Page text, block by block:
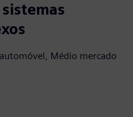
Médio mercado